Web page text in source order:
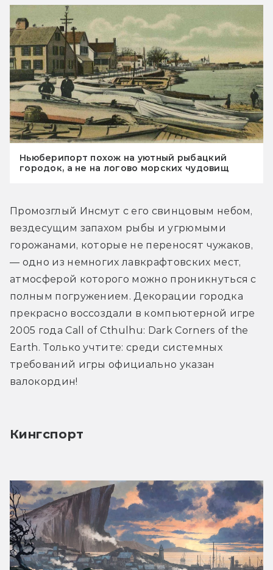
Ньюберипорт похож на уютный рыбацкий
городок, а не на логово морских чудовищ
Промозглый Инсмут с его свинцовым небом,
вездесущим запахом рыбы и угрюмыми
горожанами, которые не переносят чужаков,
— одно из немногих лавкрафтовских мест,
атмосферой которого можно проникнуться с
полным погружением. Декорации городка
прекрасно воссоздали в компьютерной игре
2005 года Call of Cthulhu: Dark Corners of the
Earth. Только учтите: среди системных
требований игры официально указан
валокордин!
Кингспорт